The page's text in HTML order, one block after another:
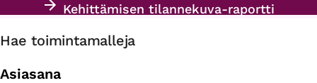
Kehittämisen tilannekuva-raportti
Hae toimintamalleja
Asiasana